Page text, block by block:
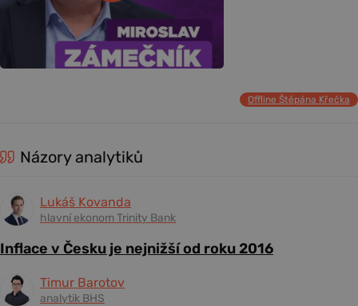
Offline Štěpána Křečka
Názory analytiků
Lukáš Kovanda
hlavní ekonom Trinity Bank
Inflace v Česku je nejnižší od roku 2016
Timur Barotov
analytik BHS